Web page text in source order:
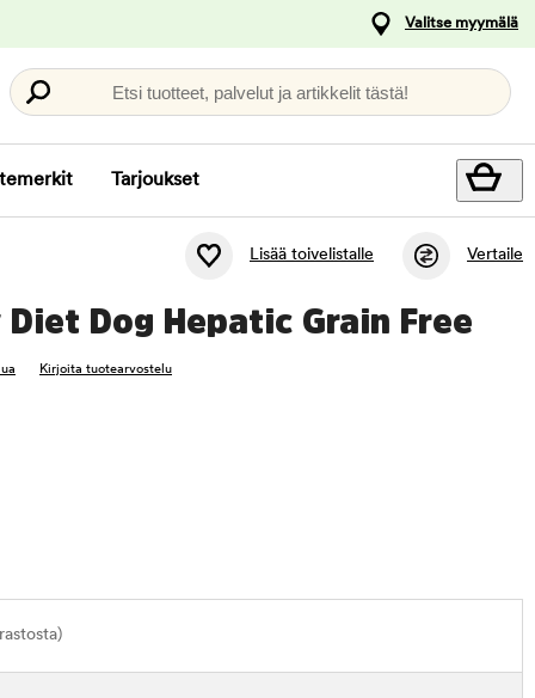
Valitse myymälä
Etsi tuotteet, palvelut ja artikkelit tästä!
Tarjoukset
Lisää toivelistalle Vertaile
Dog Hepatic Grain Free
Kirjoita tuotearvostelu